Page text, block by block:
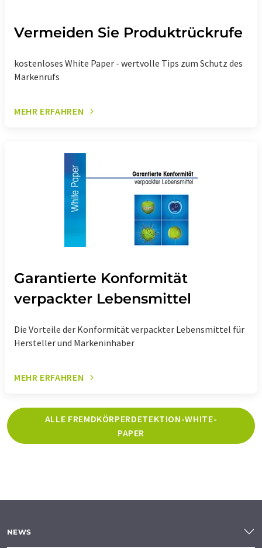
Vermeiden Sie Produktrückrufe
kostenloses White Paper - wertvolle Tips zum Schutz des
Markenrufs
MEHR ERFAHREN
Garantierte Konformität
verpackter Lebensmittel
Die Vorteile der Konformität verpackter Lebensmittel für
Hersteller und Markeninhaber
MEHR ERFAHREN
ALLE FREMDKÖRPERDETEKTION-WHITE-
PAPER
NEWS